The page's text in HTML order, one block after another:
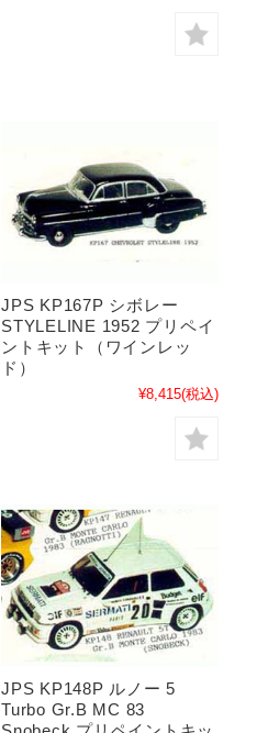
JPS KP167P シボレー
STYLELINE 1952 プリペイ
ントキット（ワインレッ
ド）
¥8,415(税込)
JPS KP148P ルノー 5
Turbo Gr.B MC 83